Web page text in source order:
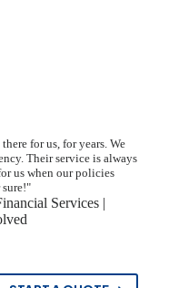
for us, for years. We
Their service is always
us when our policies
sure!"
Services |